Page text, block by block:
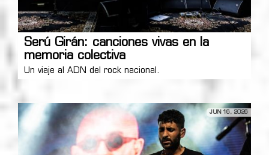
Serú Girán: canciones vivas en la
memoria colectiva
Un viaje al ADN del rock nacional.
JUN 16, 2026